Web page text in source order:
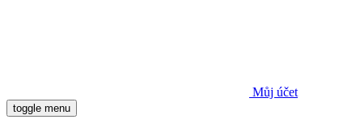
Můj účet
toggle menu